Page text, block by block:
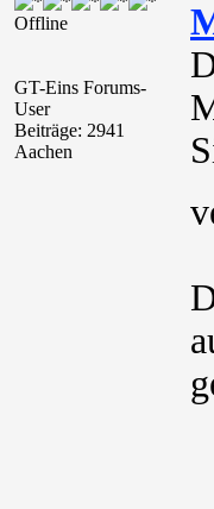
Offline
GT-Eins Forums-
User
Beiträge: 2941
Aachen